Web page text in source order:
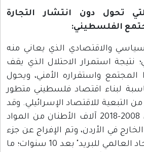
تحول دون انتشار التجارة
الفلسطيني:
والاقتصادي الذي يعاني منه
نتيجة استمرار الاحتلال الذي يقف
المجتمع واستقراره الأمني، ويحول
لبناء اقتصاد فلسطيني متطور
التبعية للاقتصاد الإسرائيلي. وقد
احتجزت إسرائيل بين 2008-2018 آلاف الأطنان من المواد
في الأردن، وتم الإفراج عن جزء
منها بتدخل من "الاتحاد العالمي للبريد" بعد 10 سنوات؛ ما